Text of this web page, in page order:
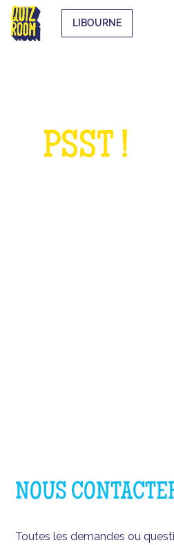
LIBOURNE
PSST !
NOUS
Toutes les demandes ou